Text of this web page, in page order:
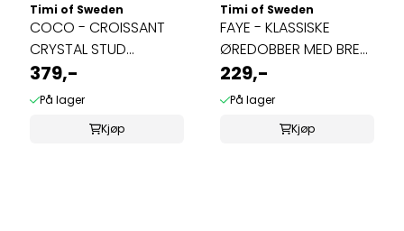
Timi of Sweden
COCO - CROISSANT
CRYSTAL STUD
EARRINGS STAINLESS ...
379,-
På lager
Kjøp
Timi of Sweden
FAYE - KLASSISKE
ØREDOBBER MED BRED
BØYLE GULL
229,-
På lager
Kjøp